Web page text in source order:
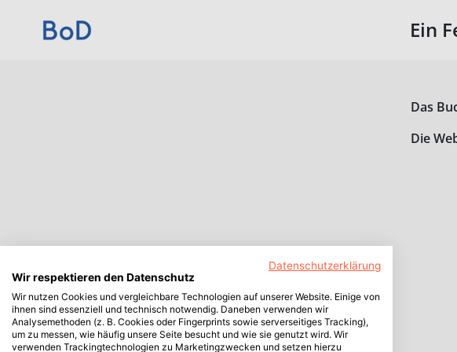
Ein
Das
Die
Datenschutzerklärung
Wir respektieren den Datenschutz
Wir nutzen Cookies und vergleichbare Technologien auf unserer Website. Einige von
ihnen sind essenziell und technisch notwendig. Daneben verwenden wir
Analysemethoden (z. B. Cookies oder Fingerprints sowie serverseitiges Tracking),
um zu messen, wie häufig unsere Seite besucht und wie sie genutzt wird. Wir
verwenden Trackingtechnologien zu Marketingzwecken und setzen hierzu